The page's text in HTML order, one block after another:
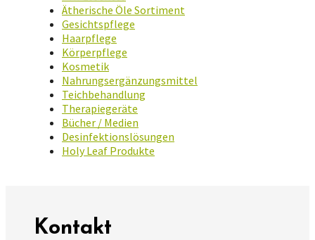
Ätherische Öle Sortiment
Gesichtspflege
Haarpflege
Körperpflege
Kosmetik
Nahrungsergänzungsmittel
Teichbehandlung
Therapiegeräte
Bücher / Medien
Desinfektionslösungen
Holy Leaf Produkte
Kontakt